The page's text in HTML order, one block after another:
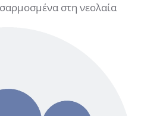
στη νεολαία